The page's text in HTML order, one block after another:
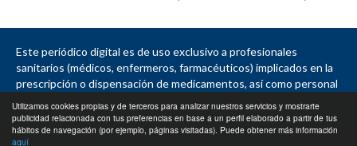
Utilizamos cookies propias y de terceros para analizar nuestros servicios y mostrarte
publicidad relacionada con tus preferencias en base a un perfil elaborado a partir de tus
hábitos de navegación (por ejemplo, páginas visitadas). Puede obtener más información
aquí
Este periódico digital es de uso exclusivo a profesionales
sanitarios (médicos, enfermeros, farmacéuticos) implicados en la
prescripción o dispensación de medicamentos, así como personal
pacientes, sociedades e instituciones.
Contacto
Política de privacidad Política de cookies